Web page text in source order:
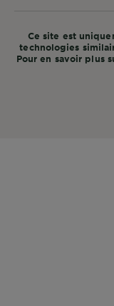
Ce site est
technologies
Pour en savoir plus